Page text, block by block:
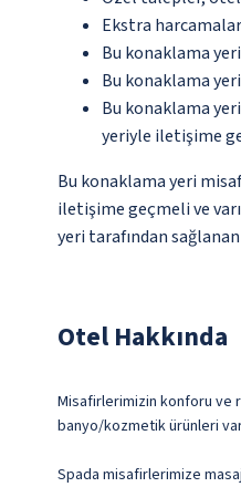
Ekstra
Bu konaklama
Bu konaklama
Bu konaklama
yeriyle iletişime
Bu konaklama yeri
iletişime geçmeli ve
yeri tarafından
Otel Hakkında
Misafirlerimizin konforu ve
banyo/kozmetik ürünleri
Spada misafirlerimize